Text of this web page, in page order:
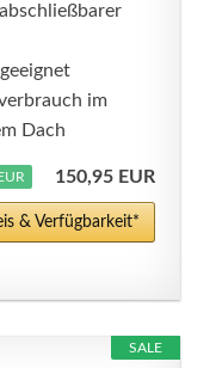
im
Dach
150,95 EUR
& Verfügbarkeit*
SALE